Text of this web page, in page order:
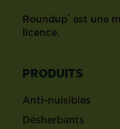
Roundup® est une
licence.
PRODUITS
Anti-nuisibles
Désherbants